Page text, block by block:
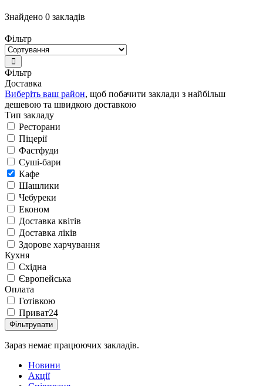
Знайдено 0 закладів
Фільтр
Фільтр
Доставка
Виберіть ваш район, щоб побачити заклади з найбільш
дешевою та швидкою доставкою
Тип закладу
Ресторани
Піцерії
Фастфуди
Суші-бари
Кафе
Шашлики
Чебуреки
Економ
Доставка квітів
Доставка ліків
Здорове харчування
Кухня
Східна
Європейська
Оплата
Готівкою
Приват24
Фільтрувати
Зараз немає працюючих закладів.
Новини
Акції